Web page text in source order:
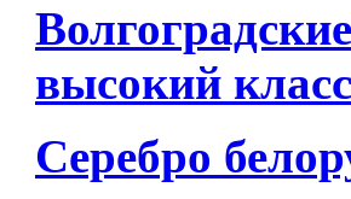
высокий
Серебро